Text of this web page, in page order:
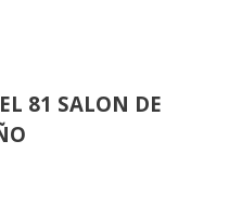
81 SALON DE